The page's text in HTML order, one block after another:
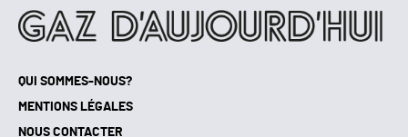
QUI SOMMES-NOUS?
MENTIONS LÉGALES
NOUS CONTACTER